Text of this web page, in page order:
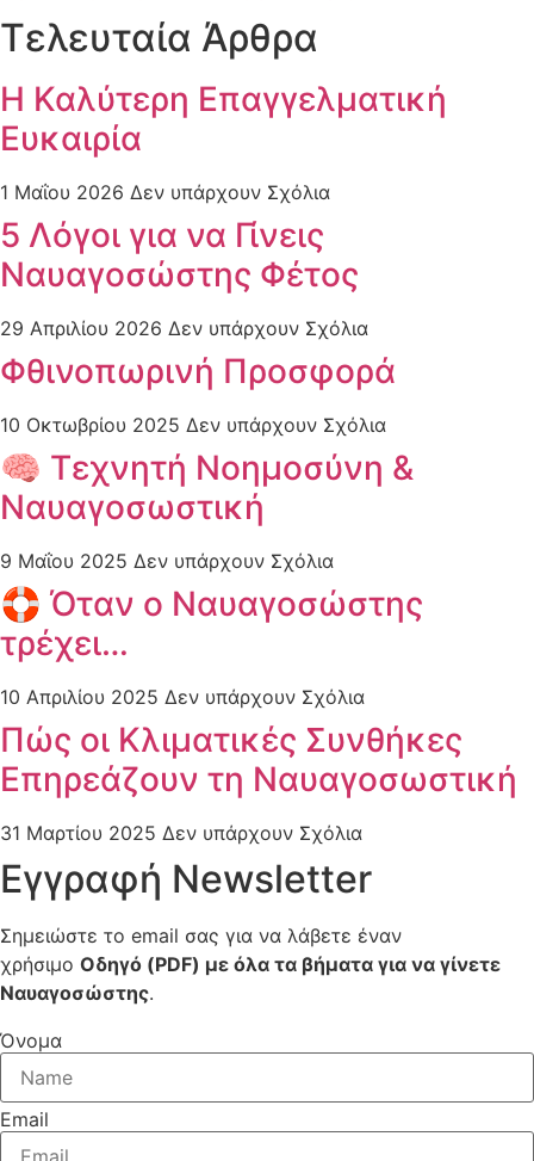
Τελευταία Άρθρα
Η Καλύτερη Επαγγελματική
Ευκαιρία
1 Μαΐου 2026 Δεν υπάρχουν Σχόλια
5 Λόγοι για να Γίνεις
Ναυαγοσώστης Φέτος
29 Απριλίου 2026 Δεν υπάρχουν Σχόλια
Φθινοπωρινή Προσφορά
10 Οκτωβρίου 2025 Δεν υπάρχουν Σχόλια
🧠 Τεχνητή Νοημοσύνη &
Ναυαγοσωστική
9 Μαΐου 2025 Δεν υπάρχουν Σχόλια
🛟 Όταν ο Nαυαγοσώστης
τρέχει…
10 Απριλίου 2025 Δεν υπάρχουν Σχόλια
Πώς οι Κλιματικές Συνθήκες
Επηρεάζουν τη Ναυαγοσωστική
31 Μαρτίου 2025 Δεν υπάρχουν Σχόλια
Εγγραφή Newsletter
Σημειώστε το email σας για να λάβετε έναν
χρήσιμο Οδηγό (PDF) με όλα τα βήματα για να γίνετε
Ναυαγοσώστης.
Όνομα
Email